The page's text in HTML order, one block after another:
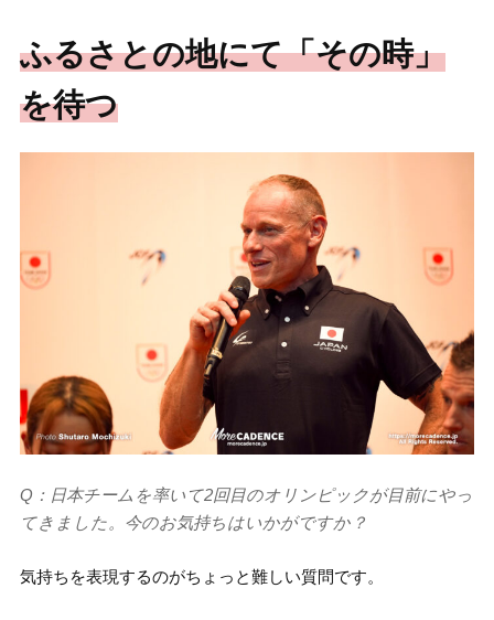
ふるさとの地にて「その時」
を待つ
Q：日本チームを率いて2回目のオリンピックが目前にやっ
てきました。今のお気持ちはいかがですか？
気持ちを表現するのがちょっと難しい質問です。